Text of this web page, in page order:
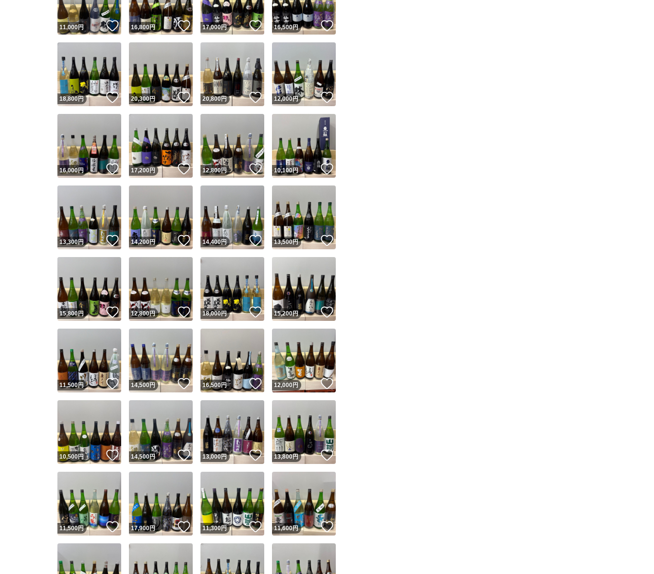
スピード＆安心発送
このユーザーは高頻度で24時間以内＆設定した発送日数内に発送してい
ます
スピード発送 このユーザーは高頻度で24時間以内に発送しています
安心発送 このユーザーは設定した発送日数内に発送しています
11,000円 いいね！
16,800円 いいね！
17,000円 いいね！
16,500円 いいね！
18,800円 いいね！
20,300円 いいね！
20,800円 いいね！
12,000円 いいね！
16,000円 いいね！
17,200円 いいね！
12,800円 いいね！
10,100円 いいね！
13,300円 いいね！
14,200円 いいね！
14,400円 いいね！
13,500円 いいね！
15,800円 いいね！
12,800円 いいね！
18,000円 いいね！
15,200円 いいね！
11,500円 いいね！
14,500円 いいね！
16,500円 いいね！
12,000円 いいね！
10,500円 いいね！
14,500円 いいね！
13,000円 いいね！
13,800円 いいね！
11,500円 いいね！
17,900円 いいね！
11,300円 いいね！
11,600円 いいね！